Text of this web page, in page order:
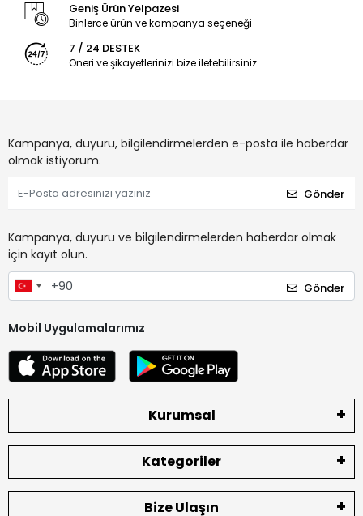
Geniş Ürün Yelpazesi
Binlerce ürün ve kampanya seçeneği
7 / 24 DESTEK
Öneri ve şikayetlerinizi bize iletebilirsiniz.
Kampanya, duyuru, bilgilendirmelerden e-posta ile haberdar
olmak istiyorum.
Gönder
Kampanya, duyuru ve bilgilendirmelerden haberdar olmak
için kayıt olun.
Gönder
Mobil Uygulamalarımız
Kurumsal
Kategoriler
Bize Ulaşın